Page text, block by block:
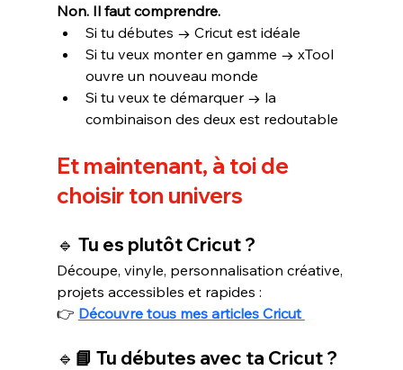
Non. Il faut comprendre.
Si tu débutes → Cricut est idéale
Si tu veux monter en gamme → xTool
ouvre un nouveau monde
Si tu veux te démarquer → la
combinaison des deux est redoutable
Et maintenant, à toi de
choisir ton univers
🔹 Tu es plutôt Cricut ?
Découpe, vinyle, personnalisation créative,
projets accessibles et rapides :
👉 Découvre tous mes articles Cricut
🔹 📘 Tu débutes avec ta Cricut ?